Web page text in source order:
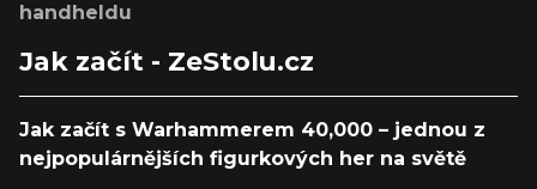
handheldu
Jak začít - ZeStolu.cz
Jak začít s Warhammerem 40,000 – jednou z
nejpopulárnějších figurkových her na světě